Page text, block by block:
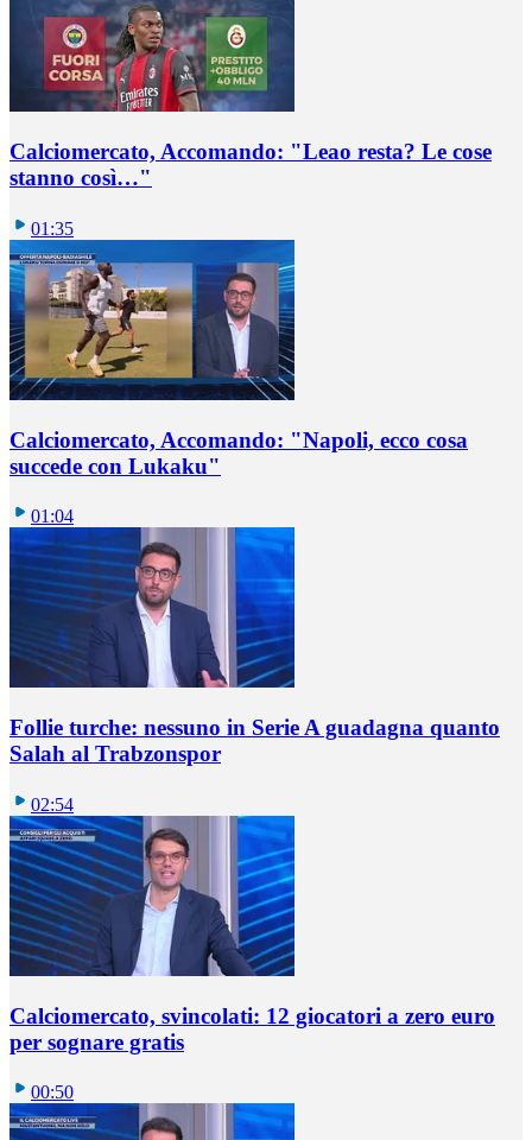
Calciomercato, Accomando: "Leao resta? Le cose
stanno così…"
01:35
Calciomercato, Accomando: "Napoli, ecco cosa
succede con Lukaku"
01:04
Follie turche: nessuno in Serie A guadagna quanto
Salah al Trabzonspor
02:54
Calciomercato, svincolati: 12 giocatori a zero euro
per sognare gratis
00:50